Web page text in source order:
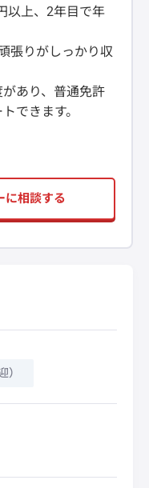
以上、2年目で年
張りがしっかり収
あり、普通免許
できます。
に相談する
）